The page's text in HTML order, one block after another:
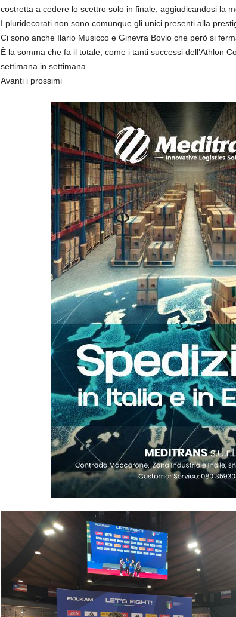
costretta a cedere lo scettro solo in finale, aggiudicandosi la
I pluridecorati non sono comunque gli unici presenti alla
Ci sono anche Ilario Musicco e Ginevra Bovio che però si
È la somma che fa il totale, come i tanti successi dell’Athlon
settimana in settimana.
Avanti i prossimi